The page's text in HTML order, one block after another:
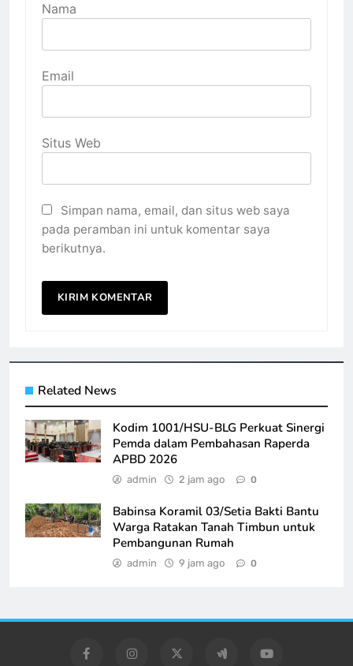
Nama
Email
Situs Web
Simpan nama, email, dan situs web saya
pada peramban ini untuk komentar saya
berikutnya.
Related News
Kodim 1001/HSU-BLG Perkuat Sinergi
Pemda dalam Pembahasan Raperda
APBD 2026
admin 2 jam ago 0
Babinsa Koramil 03/Setia Bakti Bantu
Warga Ratakan Tanah Timbun untuk
Pembangunan Rumah
admin 9 jam ago 0